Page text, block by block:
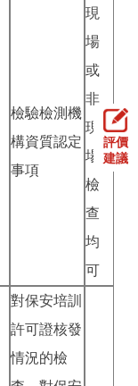
檢驗檢測機
構資質認定
事項
現
場
或
非
現
場
檢
查
均
可
對保安培訓
許可證核發
情況的檢
評價
建議